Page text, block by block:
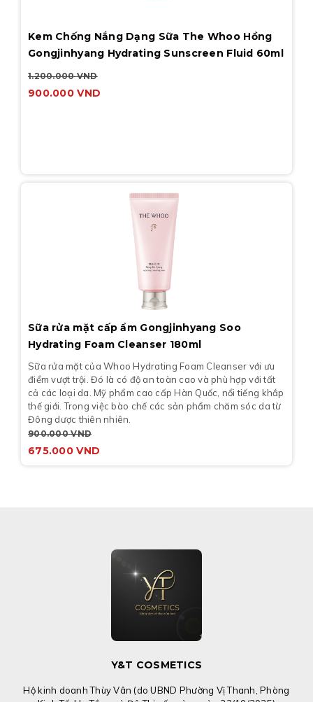
Kem Chống Nắng Dạng Sữa The Whoo Hồng
Gongjinhyang Hydrating Sunscreen Fluid 60ml
1.200.000VND
900.000VND
Sữa rửa mặt cấp ẩm Gongjinhyang Soo
Hydrating Foam Cleanser 180ml
Sữa rửa mặt của Whoo Hydrating Foam Cleanser với ưu
điểm vượt trội. Đó là có độ an toàn cao và phù hợp với tất
cả các loại da. Mỹ phẩm cao cấp Hàn Quốc, nổi tiếng khắp
thế giới. Trong việc bào chế các sản phẩm chăm sóc da từ
Đông dược thiên nhiên.
900.000VND
675.000VND
Y&T COSMETICS
Hộ kinh doanh Thùy Vân (do UBND Phường Vị Thanh, Phòng